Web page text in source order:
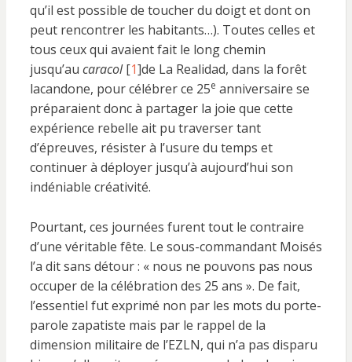
qu’il est possible de toucher du doigt et dont on
peut rencontrer les habitants…). Toutes celles et
tous ceux qui avaient fait le long chemin
jusqu’au caracol[1]de La Realidad, dans la forêt
lacandone, pour célébrer ce 25e anniversaire se
préparaient donc à partager la joie que cette
expérience rebelle ait pu traverser tant
d’épreuves, résister à l’usure du temps et
continuer à déployer jusqu’à aujourd’hui son
indéniable créativité.
Pourtant, ces journées furent tout le contraire
d’une véritable fête. Le sous-commandant Moisés
l’a dit sans détour : « nous ne pouvons pas nous
occuper de la célébration des 25 ans ». De fait,
l’essentiel fut exprimé non par les mots du porte-
parole zapatiste mais par le rappel de la
dimension militaire de l’EZLN, qui n’a pas disparu